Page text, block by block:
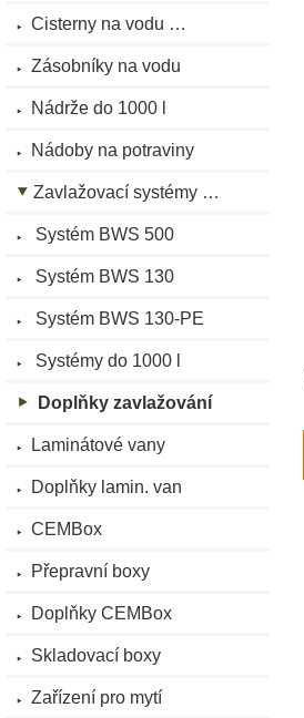
Cisterny na vodu …
Zásobníky na vodu
Nádrže do 1000 l
Nádoby na potraviny
Zavlažovací systémy …
Systém BWS 500
Systém BWS 130
Systém BWS 130-PE
Systémy do 1000 l
Doplňky zavlažování
Laminátové vany
Doplňky lamin. van
CEMBox
Přepravní boxy
Doplňky CEMBox
Skladovací boxy
Zařízení pro mytí